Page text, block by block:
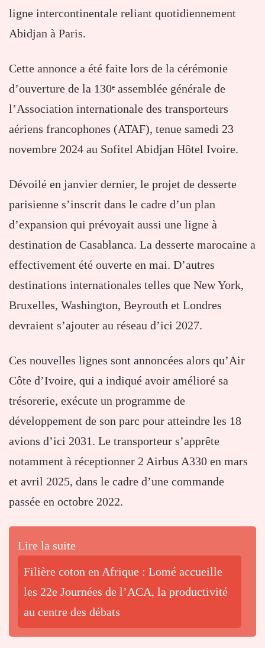
ligne intercontinentale reliant quotidiennement
Abidjan à Paris.
Cette annonce a été faite lors de la cérémonie
d’ouverture de la 130ᵉ assemblée générale de
l’Association internationale des transporteurs
aériens francophones (ATAF), tenue samedi 23
novembre 2024 au Sofitel Abidjan Hôtel Ivoire.
Dévoilé en janvier dernier, le projet de desserte
parisienne s’inscrit dans le cadre d’un plan
d’expansion qui prévoyait aussi une ligne à
destination de Casablanca. La desserte marocaine a
effectivement été ouverte en mai. D’autres
destinations internationales telles que New York,
Bruxelles, Washington, Beyrouth et Londres
devraient s’ajouter au réseau d’ici 2027.
Ces nouvelles lignes sont annoncées alors qu’Air
Côte d’Ivoire, qui a indiqué avoir amélioré sa
trésorerie, exécute un programme de
développement de son parc pour atteindre les 18
avions d’ici 2031. Le transporteur s’apprête
notamment à réceptionner 2 Airbus A330 en mars
et avril 2025, dans le cadre d’une commande
passée en octobre 2022.
Lire la suite
Filière coton en Afrique : Lomé accueille
les 22e Journées de l’ACA, la productivité
au centre des débats